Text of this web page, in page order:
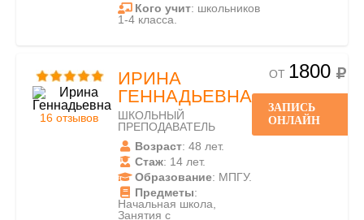
Кого учит: школьников
1-4 класса.
16 отзывов
ИРИНА
ГЕННАДЬЕВНА
ШКОЛЬНЫЙ
ПРЕПОДАВАТЕЛЬ
Возраст: 48 лет.
Стаж: 14 лет.
Образование: МПГУ.
Предметы:
Начальная школа,
Занятия с
ОТ 1800
ЗАПИСЬ
ОНЛАЙН